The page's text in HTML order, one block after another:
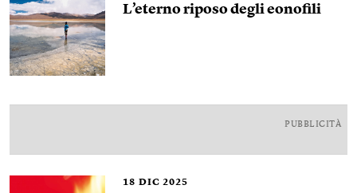
L’eterno riposo degli eonofili
PUBBLICITÀ
18 DIC 2025